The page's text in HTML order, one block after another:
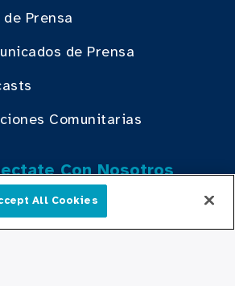
de Prensa
de Prensa
Comunitarias
Con Nosotros
EspañolAll Cookies